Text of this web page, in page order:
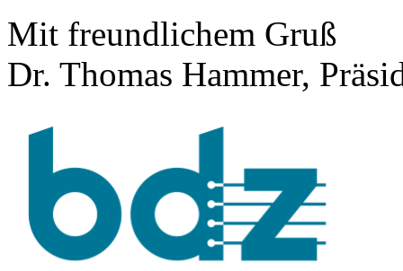
Mit freundlichem Gruß
Dr. Thomas Hammer,